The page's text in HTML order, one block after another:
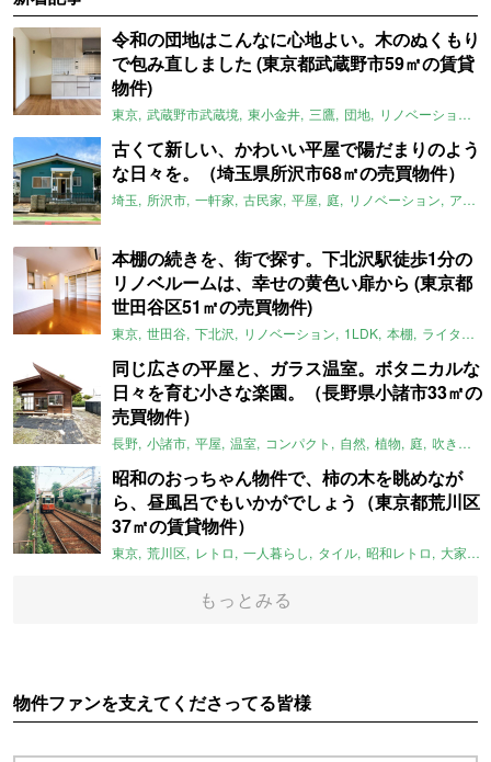
令和の団地はこんなに心地よい。木のぬくもり
で包み直しました (東京都武蔵野市59㎡の賃貸
物件)
東京 武蔵野市武蔵境 東小金井 三鷹 団地 リノベーション
古くて新しい、かわいい平屋で陽だまりのよう
な日々を。（埼玉県所沢市68㎡の売買物件）
埼玉 所沢市 一軒家 古民家 平屋 庭 リノベーション アメリカンハウス
本棚の続きを、街で探す。下北沢駅徒歩1分の
リノベルームは、幸せの黄色い扉から (東京都
世田谷区51㎡の売買物件)
東京 世田谷 下北沢 リノベーション 1LDK 本棚 ライター：ほしりょうこ
同じ広さの平屋と、ガラス温室。ボタニカルな
日々を育む小さな楽園。（長野県小諸市33㎡の
売買物件）
長野 小諸市 平屋 温室 コンパクト 自然 植物 庭 吹き抜け
昭和のおっちゃん物件で、柿の木を眺めなが
ら、昼風呂でもいかがでしょう（東京都荒川区
37㎡の賃貸物件）
東京 荒川区 レトロ 一人暮らし タイル 昭和レトロ 大家女子
もっとみる
物件ファンを支えてくださってる皆様